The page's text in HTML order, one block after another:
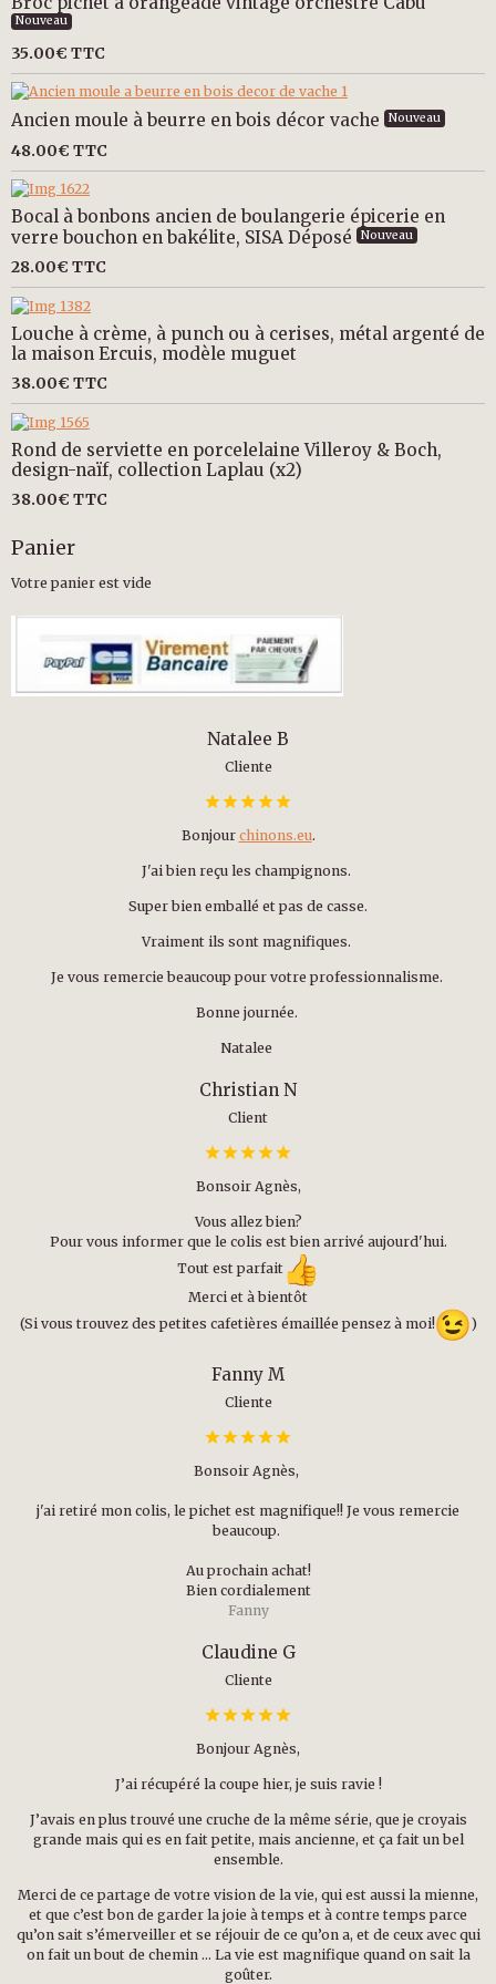
Nouveau
35.00€ TTC
Ancien moule à beurre en bois décor vache Nouveau
48.00€ TTC
Bocal à bonbons ancien de boulangerie épicerie en
verre bouchon en bakélite, SISA Déposé
Nouveau
28.00€ TTC
Louche à crème, à punch ou à cerises, métal argenté de
la maison Ercuis, modèle muguet
38.00€ TTC
Rond de serviette en porcelelaine Villeroy & Boch,
design-naïf, collection Laplau (x2)
38.00€ TTC
Panier
Votre panier est vide
Natalee B
Cliente
Bonjour chinons.eu.
J'ai bien reçu les champignons.
Super bien emballé et pas de casse.
Vraiment ils sont magnifiques.
Je vous remercie beaucoup pour votre professionnalisme.
Bonne journée.
Natalee
Christian N
Client
Bonsoir Agnès,
Vous allez bien?
Pour vous informer que le colis est bien arrivé aujourd'hui.
Tout est parfait
Merci et à bientôt
(Si vous trouvez des petites cafetières émaillée pensez à moi!
)
Fanny M
Cliente
Bonsoir Agnès,
j'ai retiré mon colis, le pichet est magnifique!! Je vous remercie
beaucoup.
Au prochain achat!
Bien cordialement
Fanny
Claudine G
Cliente
Bonjour Agnès,
J’ai récupéré la coupe hier, je suis ravie !
J’avais en plus trouvé une cruche de la même série, que je croyais
grande mais qui es en fait petite, mais ancienne, et ça fait un bel
ensemble.
Merci de ce partage de votre vision de la vie, qui est aussi la mienne,
et que c’est bon de garder la joie à temps et à contre temps parce
qu’on sait s’émerveiller et se réjouir de ce qu’on a, et de ceux avec qui
on fait un bout de chemin … La vie est magnifique quand on sait la
goûter.